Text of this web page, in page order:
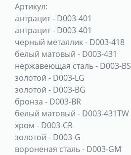
Артикул:
антрацит- D003-401
антрацит- D003-401
черный металлик- D003-418
белый матовый - D003-431
нержавеющая сталь- D003-BS
золотой - D003-LG
золотой - D003-BG
бронза - D003-BR
белый матовый - D003-431TW
хром - D003-CR
золотой - D003-G
вороненая сталь- D003-GM